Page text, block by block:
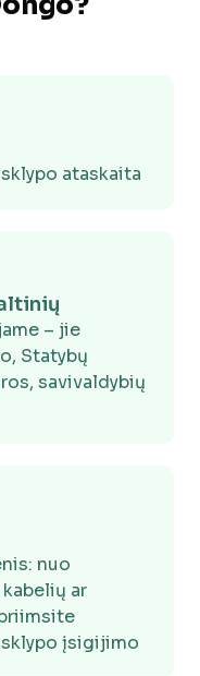
oro uostų
planai
ataskaita
– jie
Statybų
savivaldybių
nuo
ar
įsigijimo